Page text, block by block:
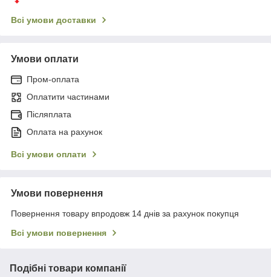
Всі умови доставки
Умови оплати
Пром-оплата
Оплатити частинами
Післяплата
Оплата на рахунок
Всі умови оплати
Умови повернення
Повернення товару впродовж 14 днів за рахунок покупця
Всі умови повернення
Подібні товари компанії